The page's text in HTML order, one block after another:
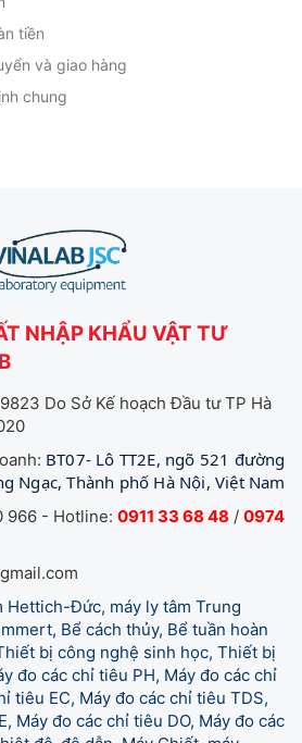
tiền
và giao hàng
chung
NHẬP KHẨU VẬT TƯ
Do Sở Kế hoạch Đầu tư TP Hà
BT07- Lô TT2E, ngõ 521 đường
Ngạc, Thành phố Hà Nội, Việt Nam
966 - Hotline: 0911 33 68 48 / 0974
Hettich-Đức, máy ly tâm Trung
Bể cách thủy, Bể tuần hoàn
bị công nghệ sinh học, Thiết bị
đo các chỉ tiêu PH, Máy đo các chỉ
tiêu EC, Máy đo các chỉ tiêu TDS,
Máy đo các chỉ tiêu DO, Máy đo các